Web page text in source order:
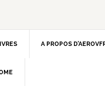
A PROPOS